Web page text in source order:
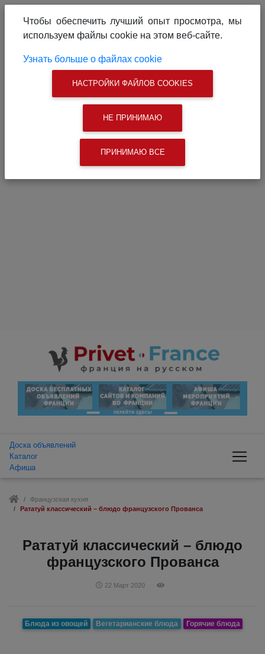
Связаться с нами
Поиск
Доска объявлений
Каталог
Афиша
Французская кухня
Рататуй классический – блюдо французского Прованса
Рататуй классический – блюдо
французского Прованса
22 Март 2020
Блюда из овощей Вегетарианские блюда Горячие блюда
Чтобы обеспечить лучший опыт просмотра, мы
используем файлы cookie на этом веб-сайте.
Узнать больше о файлах cookie